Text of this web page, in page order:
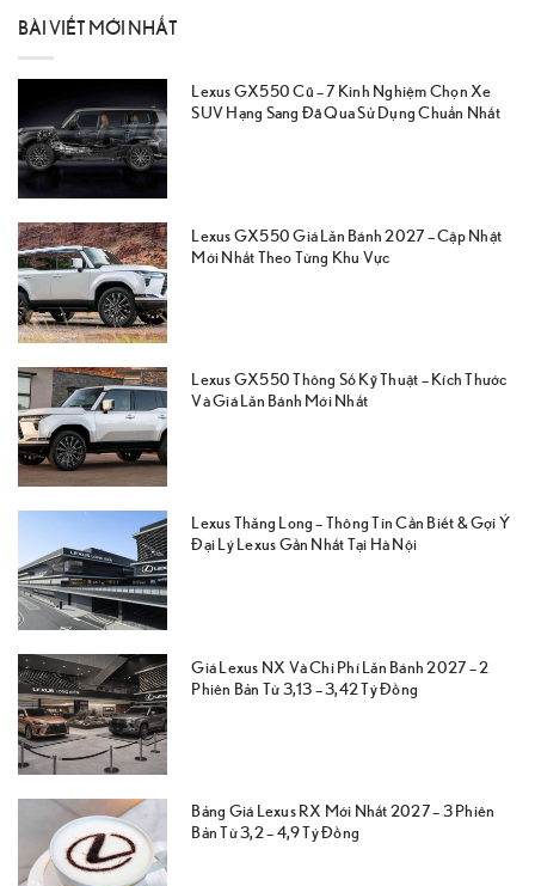
BÀI VIẾT MỚI NHẤT
Lexus GX550 Cũ – 7 Kinh Nghiệm Chọn Xe
SUV Hạng Sang Đã Qua Sử Dụng Chuẩn Nhất
Lexus GX550 Giá Lăn Bánh 2027 – Cập Nhật
Mới Nhất Theo Từng Khu Vực
Lexus GX550 Thông Số Kỹ Thuật – Kích Thước
Và Giá Lăn Bánh Mới Nhất
Lexus Thăng Long – Thông Tin Cần Biết & Gợi Ý
Đại Lý Lexus Gần Nhất Tại Hà Nội
Giá Lexus NX Và Chi Phí Lăn Bánh 2027 – 2
Phiên Bản Từ 3,13 – 3,42 Tỷ Đồng
Bảng Giá Lexus RX Mới Nhất 2027 – 3 Phiên
Bản Từ 3,2 – 4,9 Tỷ Đồng